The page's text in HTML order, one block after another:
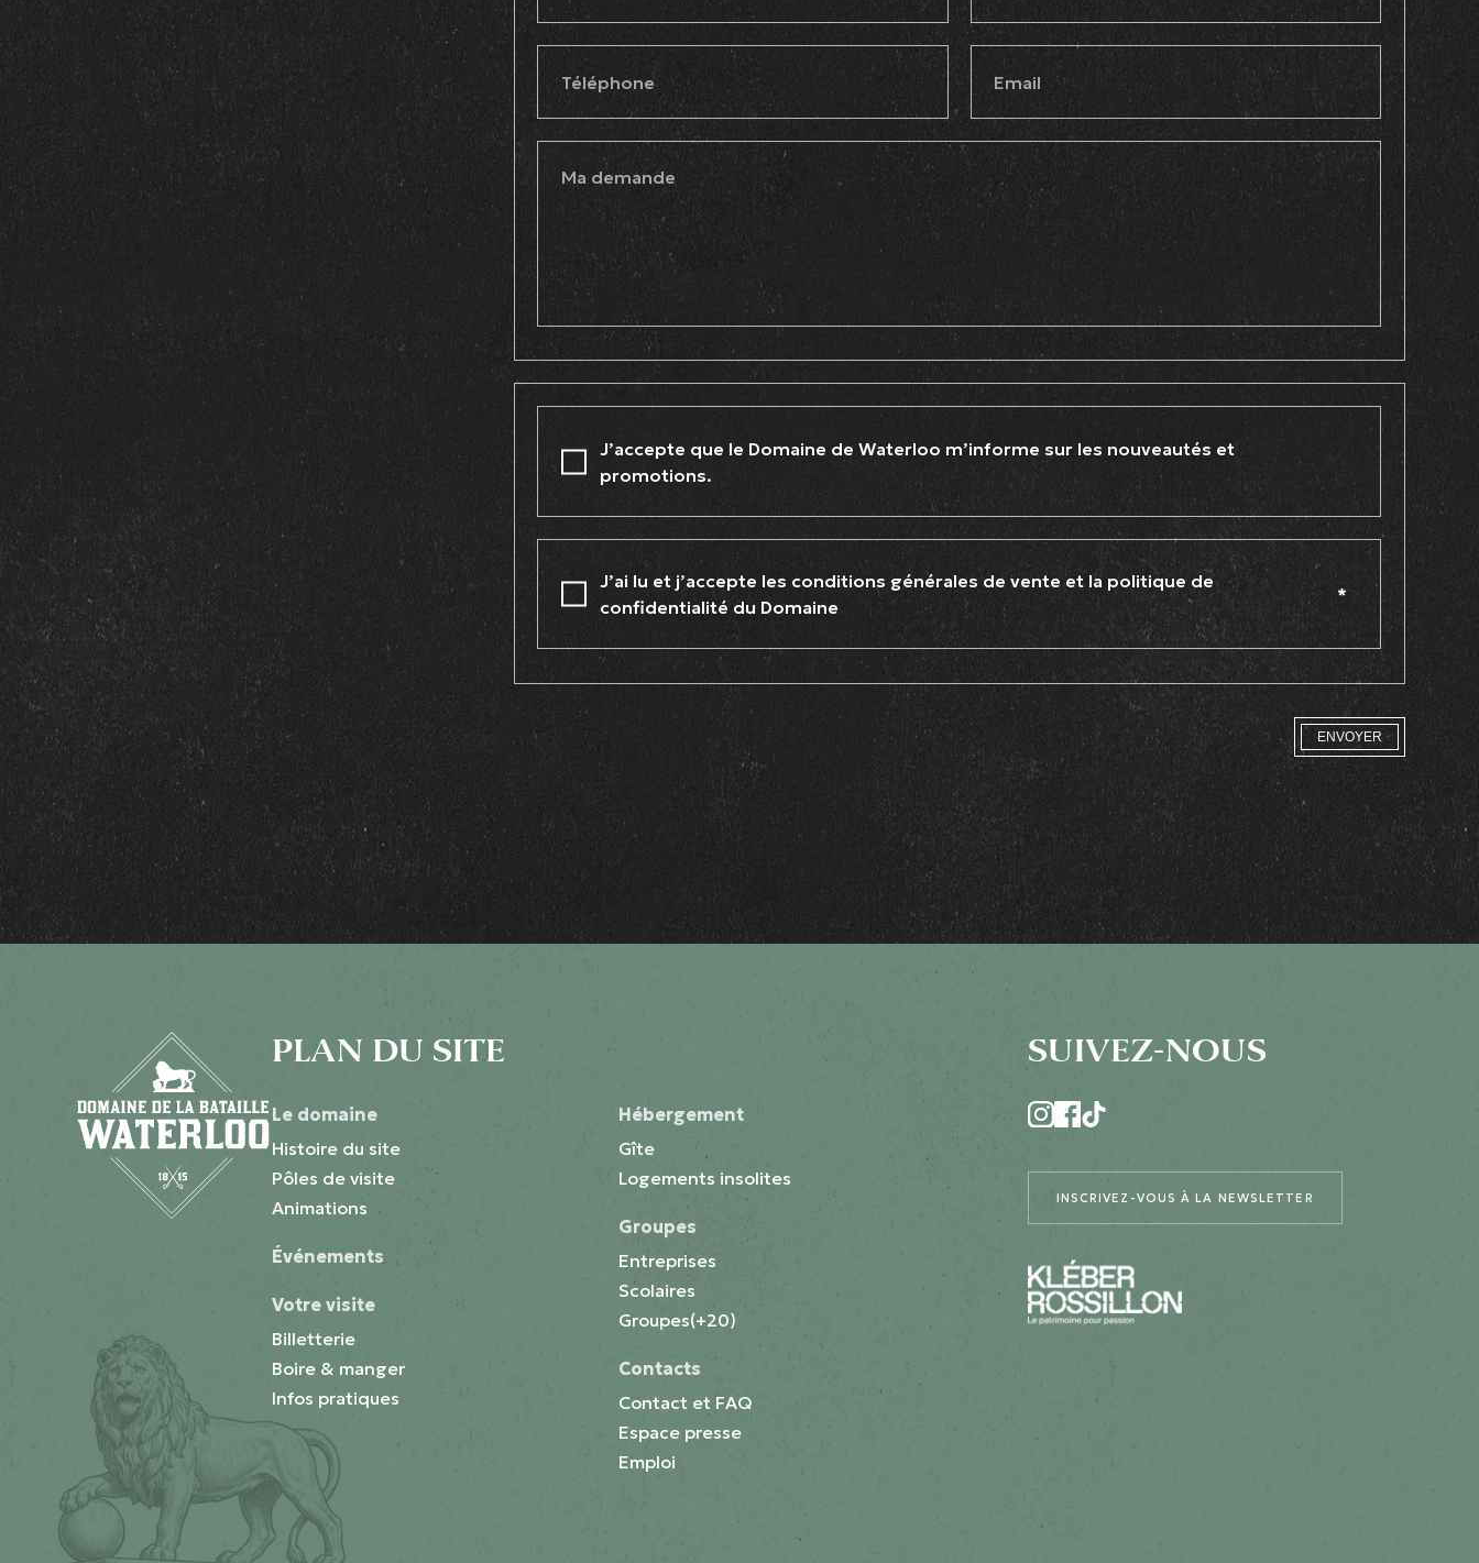
Téléphone Email
Ma demande
J’accepte que le Domaine de Waterloo m’informe sur les nouveautés et
promotions.
J’ai lu et j’accepte les conditions générales de vente et la politique de
confidentialité du Domaine
*
ENVOYER
PLAN DU SITE
Le domaine
Histoire du site
Pôles de visite
Animations
Événements
Votre visite
Billetterie
Boire & manger
Infos pratiques
Hébergement
Gîte
Logements insolites
Groupes
Entreprises
Scolaires
Groupes(+20)
Contacts
Contact et FAQ
Espace presse
Emploi
SUIVEZ-NOUS
INSCRIVEZ-VOUS À LA NEWSLETTER